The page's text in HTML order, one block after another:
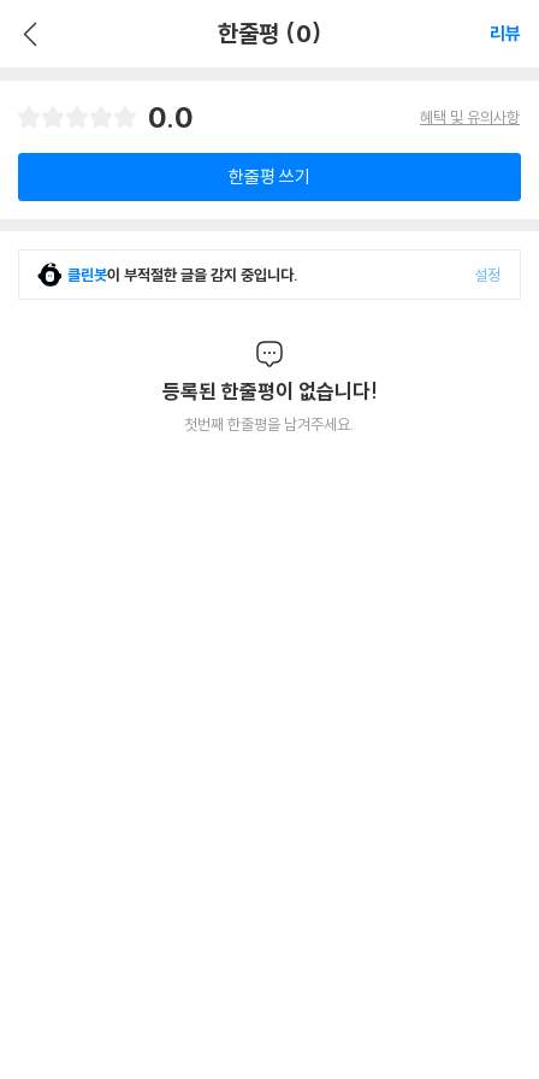
한줄평 (0) 리뷰
0.0 혜택 및 유의사항
한줄평 쓰기
클린봇이 부적절한 글을 감지 중입니다. 설정
등록된 한줄평이 없습니다!
첫번째 한줄평을 남겨주세요.